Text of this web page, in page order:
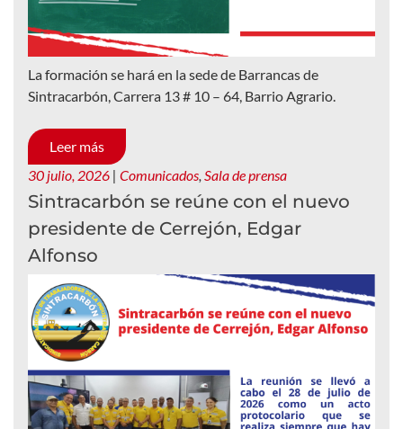
La formación se hará en la sede de Barrancas de
Sintracarbón, Carrera 13 # 10 – 64, Barrio Agrario.
Leer más
30 julio, 2026 | Comunicados Sala de prensa
Sintracarbón se reúne con el nuevo
presidente de Cerrejón, Edgar
Alfonso